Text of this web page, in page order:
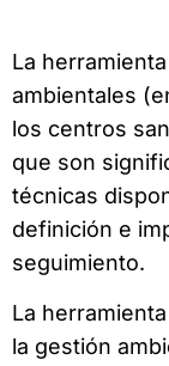
La
ambientales
los centros
que son
técnicas
definición e
seguimiento.
La
la gestión